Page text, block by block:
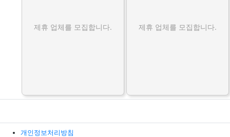
제휴 업체를 모집합니다. 제휴 업체를 모집합니다.
개인정보처리방침